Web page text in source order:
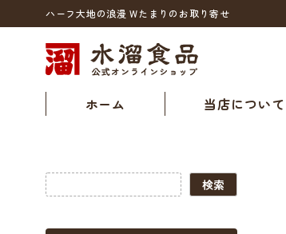
ハーフ大地の浪漫 Wたまりのお取り寄せ
ホーム 当店について